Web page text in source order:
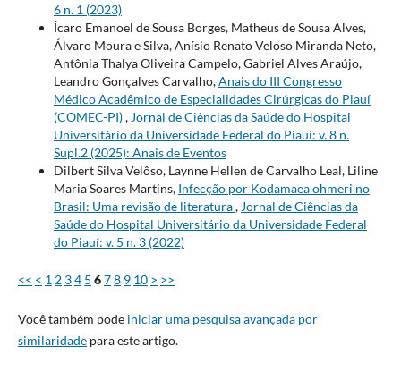
6 n. 1 (2023)
Ícaro Emanoel de Sousa Borges, Matheus de Sousa Alves,
Álvaro Moura e Silva, Anísio Renato Veloso Miranda Neto,
Antônia Thalya Oliveira Campelo, Gabriel Alves Araújo,
Leandro Gonçalves Carvalho,Anais do III Congresso
Médico Acadêmico de Especialidades Cirúrgicas do Piauí
(COMEC-PI), Jornal de Ciências da Saúde do Hospital
Universitário da Universidade Federal do Piauí: v. 8 n.
Supl.2 (2025): Anais de Eventos
Dilbert Silva Velôso, Laynne Hellen de Carvalho Leal, Liline
Maria Soares Martins, Infecção por Kodamaea ohmeri no
Brasil: Uma revisão de literatura, Jornal de Ciências da
Saúde do Hospital Universitário da Universidade Federal
do Piauí: v. 5 n. 3 (2022)
<< < 1 2 34 5 678 9 10 > >>
Você também pode iniciar uma pesquisa avançada por
similaridadepara este artigo.